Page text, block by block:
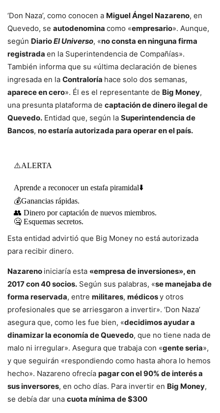
‘Don Naza’, como conocen a Miguel Ángel Nazareno, en
Quevedo, se autodenomina como «empresario». Aunque,
según DiarioEl Universo, «no consta en ninguna firma
registrada en la Superintendencia de Compañías».
También informa que su «última declaración de bienes
ingresada en la Contraloría hace solo dos semanas,
aparece en cero». Él es el representante de Big Money,
una presunta plataforma de captación de dinero ilegal de
Quevedo. Entidad que, según la Superintendencia de
Bancos, no estaría autorizada para operar en el país.
⚠️ALERTA
Aprende a reconocer un estafa piramidal⬇️
💰Ganancias rápidas.
👥 Dinero por captación de nuevos miembros.
🤐 Esquemas secretos.
La #SuperBancosEc🏢 advierte la ilegalidad de estos
negocios.
— SuperDeBancosEc (@superbancosEC)June 28,
2021
Esta entidad advirtió que Big Money no está autorizada
para recibir dinero.
Nazareno iniciaría esta «empresa de inversiones», en
2017 con 40 socios. Según sus palabras, «se manejaba de
forma reservada, entre militares, médicosy otros
profesionales que se arriesgaron a invertir». ‘Don Naza’
asegura que, como les fue bien, «decidimos ayudar a
dinamizar la economía de Quevedo, que no tiene nada de
malo ni irregular». Asegura que trabaja con «gente seria»,
y que seguirán «respondiendo como hasta ahora lo hemos
hecho». Nazareno ofrecía pagar con el 90% de interés a
sus inversores, en ocho días. Para invertir en Big Money,
se debía dar una cuota mínima de $300